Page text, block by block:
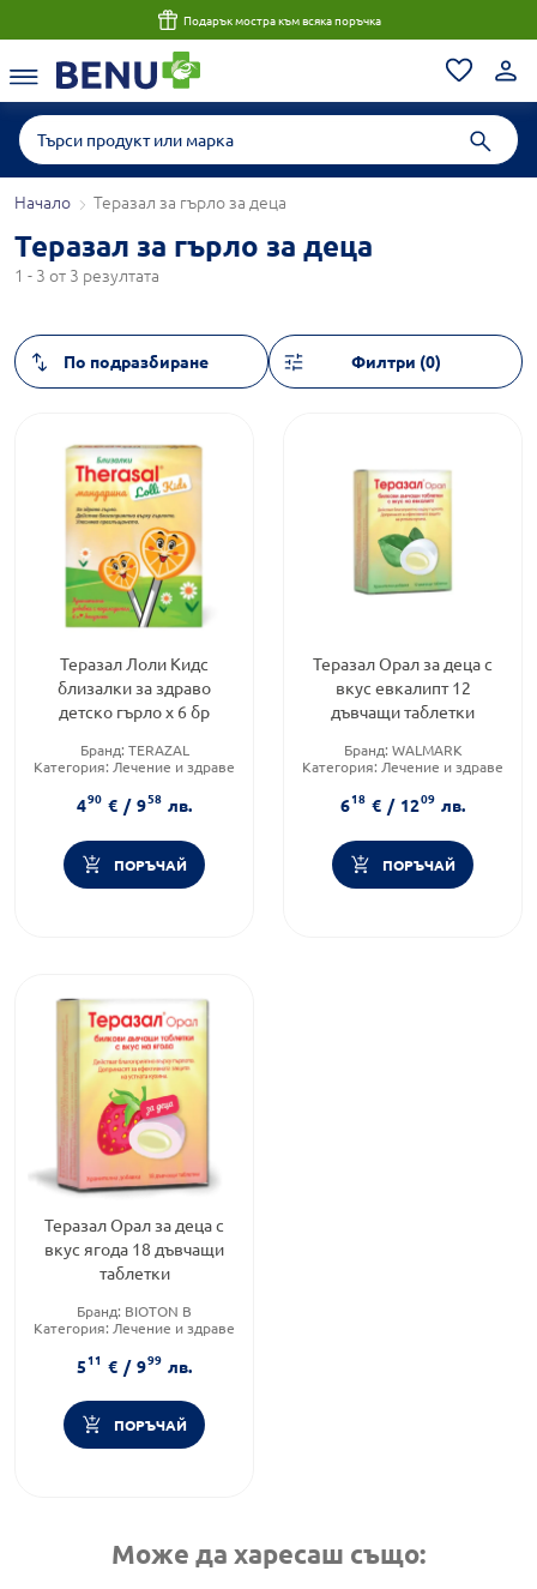
Подарък мостра към всяка поръчка
Начало Теразал за гърло за деца
Теразал за гърло за деца
1 - 3 от 3 резултата
Филтри (0)
Теразал Лоли Кидс
близалки за здраво
детско гърло х 6 бр
Бранд: TERAZAL
Категория: Лечение и здраве
близалки
490 € / 958 лв.
ПОРЪЧАЙ
Теразал Орал за деца с
вкус евкалипт 12
дъвчащи таблетки
Бранд: WALMARK
Категория: Лечение и здраве
618 € / 1209 лв.
ПОРЪЧАЙ
Теразал Орал за деца с
вкус ягода 18 дъвчащи
таблетки
Бранд: BIOTON B
Категория: Лечение и здраве
511 € / 999 лв.
ПОРЪЧАЙ
Може да харесаш също: